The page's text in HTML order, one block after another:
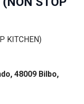
48009 Bilbo,